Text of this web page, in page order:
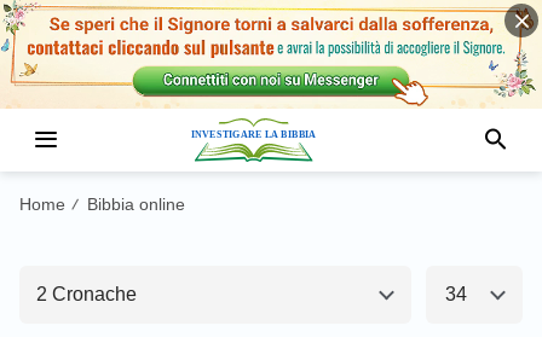
Home / Bibbia online
2 Cronache
Antico Testamento1 Nuovo Testamento
Genesi
Deuteronomio 34